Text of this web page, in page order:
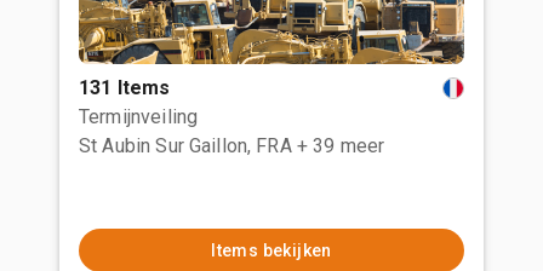
131 Items
Termijnveiling
St Aubin Sur Gaillon, FRA + 39 meer
Items bekijken